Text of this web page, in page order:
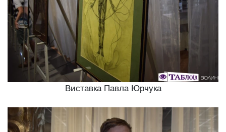
Виставка Павла Юрчука